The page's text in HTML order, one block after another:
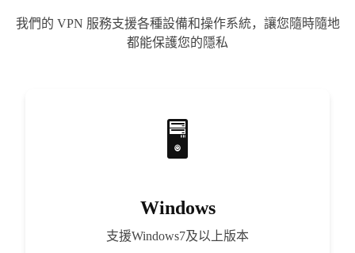
我們的 VPN 服務支援各種設備和操作系統，讓您隨時隨地
都能保護您的隱私
Windows
支援Windows7及以上版本